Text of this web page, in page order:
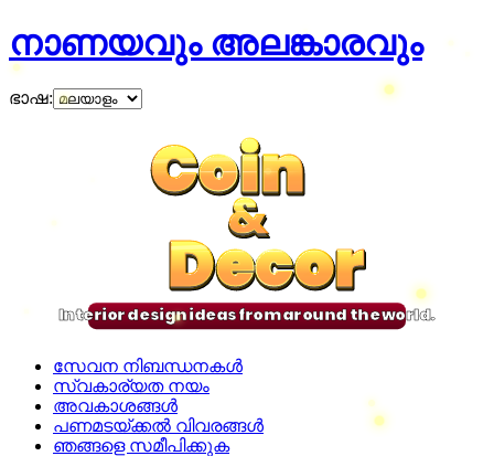
നാണയവും അലങ്കാരവും
ഭാഷ:
Coin
&
Decor
Coin
&
Decor
Coin
&
Decor
Coin
&
Decor
Interior design ideas from around the world.
സേവന നിബന്ധനകൾ
സ്വകാര്യത നയം
അവകാശങ്ങൾ
പണമടയ്ക്കൽ വിവരങ്ങൾ
ഞങ്ങളെ സമീപിക്കുക